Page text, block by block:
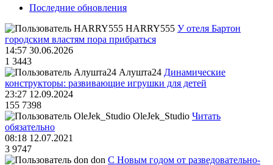
Последние обновления
HARRY555 У отеля Бартон
городским властям пора прибраться
14:57 30.06.2026
1 3443
Алушта24 Динамические
конструкторы: развивающие игрушки для детей
23:27 12.09.2024
155 7398
OleJek_Studio Читать
обязательно
08:18 12.07.2021
3 9747
don С Новым годом от разведовательно-